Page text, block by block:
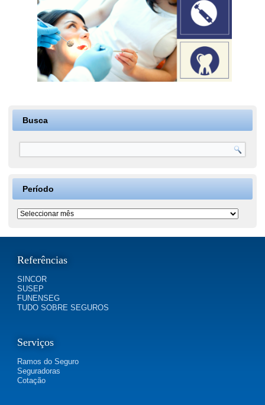
Busca
Período
Período
Referências
SINCOR
SUSEP
FUNENSEG
TUDO SOBRE SEGUROS
Serviços
Ramos do Seguro
Seguradoras
Cotação